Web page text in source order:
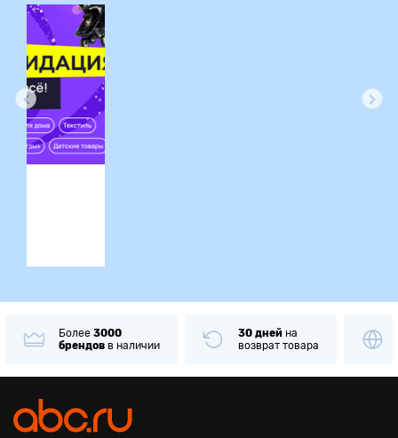
Более 3000
брендов в наличии
30 дней на
возврат товара